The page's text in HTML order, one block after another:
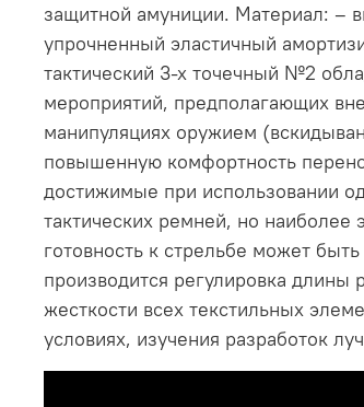
защитной амуниции. Материал: –
упрочненный эластичный
тактический 3-х точечный №2
мероприятий, предполагающих
манипуляциях оружием
повышенную комфортность
достижимые при использовании
тактических ремней, но
готовность к стрельбе может
производится регулировка
жесткости всех текстильных
условиях, изучения разработок